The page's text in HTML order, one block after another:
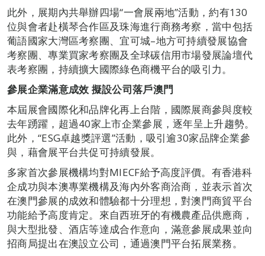
此外，展期內共舉辦四場“一會展兩地”活動，約有130
位與會者赴橫琴合作區及珠海進行商務考察，當中包括
葡語國家大灣區考察團、宜可城–地方可持續發展協會
考察團、專業買家考察團及全球碳信用市場發展論壇代
表考察團，持續擴大國際綠色商機平台的吸引力。
參展企業滿意成效 擬設公司落戶澳門
本屆展會國際化和品牌化再上台階，國際展商參與度較
去年踴躍，超過40家上市企業參展，逐年呈上升趨勢。
此外，“ESG卓越獎評選”活動，吸引逾30家品牌企業參
與，藉會展平台共促可持續發展。
多家首次參展機構均對MIECF給予高度評價。有香港科
企成功與本澳專業機構及海內外客商洽商，並表示首次
在澳門參展的成效和體驗都十分理想，對澳門商貿平台
功能給予高度肯定。來自西班牙的有機農產品供應商，
與大型批發、酒店等達成合作意向，滿意參展成果並向
招商局提出在澳設立公司，通過澳門平台拓展業務。